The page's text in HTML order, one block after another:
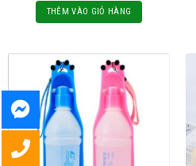
THÊM VÀO GIỎ HÀNG